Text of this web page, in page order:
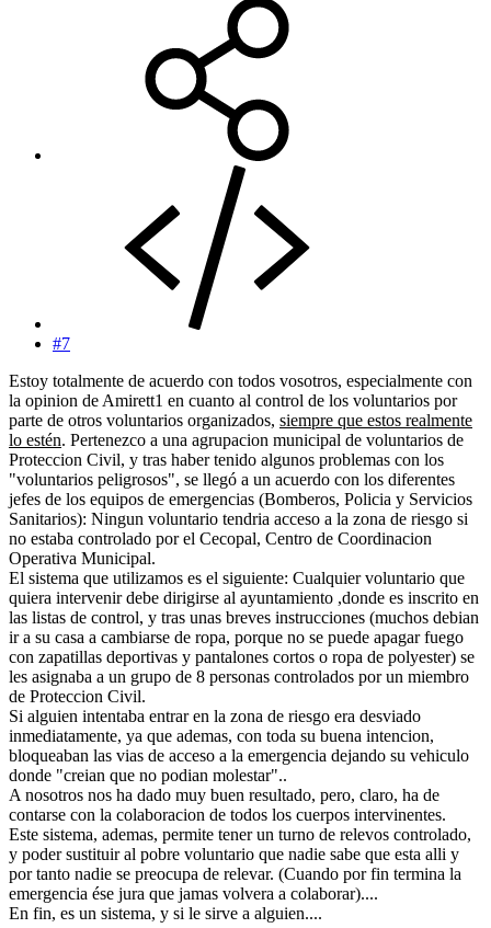
#7
Estoy totalmente de acuerdo con todos vosotros, especialmente con
la opinion de Amirett1 en cuanto al control de los voluntarios por
parte de otros voluntarios organizados, siempre que estos realmente
lo estén. Pertenezco a una agrupacion municipal de voluntarios de
Proteccion Civil, y tras haber tenido algunos problemas con los
"voluntarios peligrosos", se llegó a un acuerdo con los diferentes
jefes de los equipos de emergencias (Bomberos, Policia y Servicios
Sanitarios): Ningun voluntario tendria acceso a la zona de riesgo si
no estaba controlado por el Cecopal, Centro de Coordinacion
Operativa Municipal.
El sistema que utilizamos es el siguiente: Cualquier voluntario que
quiera intervenir debe dirigirse al ayuntamiento ,donde es inscrito en
las listas de control, y tras unas breves instrucciones (muchos debian
ir a su casa a cambiarse de ropa, porque no se puede apagar fuego
con zapatillas deportivas y pantalones cortos o ropa de polyester) se
les asignaba a un grupo de 8 personas controlados por un miembro
de Proteccion Civil.
Si alguien intentaba entrar en la zona de riesgo era desviado
inmediatamente, ya que ademas, con toda su buena intencion,
bloqueaban las vias de acceso a la emergencia dejando su vehiculo
donde "creian que no podian molestar"..
A nosotros nos ha dado muy buen resultado, pero, claro, ha de
contarse con la colaboracion de todos los cuerpos intervinentes.
Este sistema, ademas, permite tener un turno de relevos controlado,
y poder sustituir al pobre voluntario que nadie sabe que esta alli y
por tanto nadie se preocupa de relevar. (Cuando por fin termina la
emergencia ése jura que jamas volvera a colaborar)....
En fin, es un sistema, y si le sirve a alguien....